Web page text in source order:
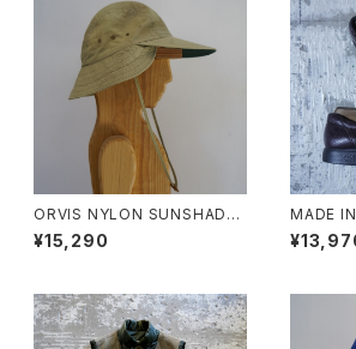
ORVIS NYLON SUNSHADE
CAP
¥15,290
MADE
RT